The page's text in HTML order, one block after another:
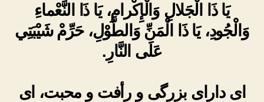
يَا ذَا الْجَلالِ وَالْإِكْرامِ، يَا ذَا النَّعْماءِ
وَالْجُودِ، يَا ذَا الْمَنِّ وَالطَّوْلِ، حَرِّمْ شَيْبَتِي
عَلَى النَّارِ.
ای دارای بزرگی و رأفت و محبت، ای